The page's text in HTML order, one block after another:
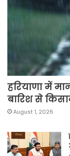
हरियाणा में
बारिश से
August 1, 2026